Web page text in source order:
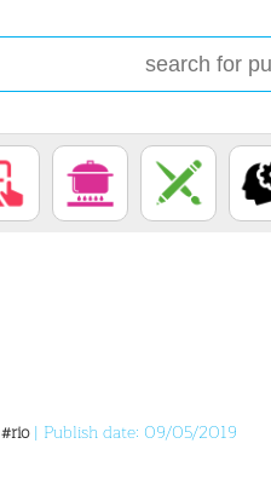
#rio| Publish date: 09/05/2019